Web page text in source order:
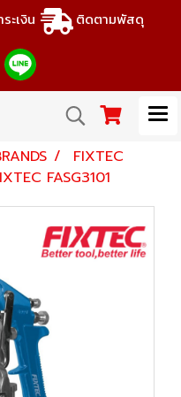
ะเงิน ติดตามพัสดุ
FIXTEC
FASG3101